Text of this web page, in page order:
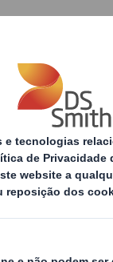
e Serviços
Smith Tecnicarton